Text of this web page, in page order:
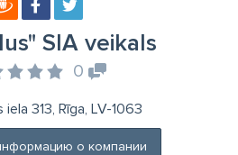
SIA veikals
0
iela 313, Rīga, LV-1063
о компании